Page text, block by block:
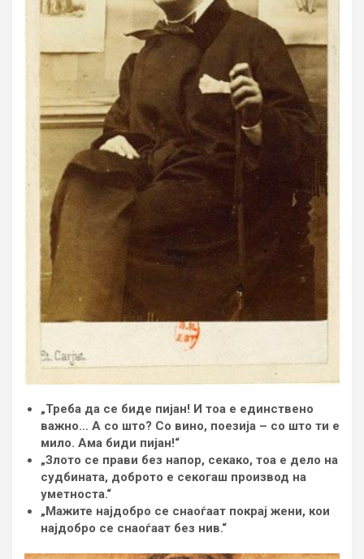
„Треба да се биде пијан! И тоа е единствено
важно… А со што? Со вино, поезија – со што ти е
мило. Ама биди пијан!“
„Злото се прави без напор, секако, тоа е дело на
судбината, доброто е секогаш производ на
уметноста.“
„Мажите најдобро се снаоѓаат покрај жени, кои
најдобро се снаоѓаат без нив.“